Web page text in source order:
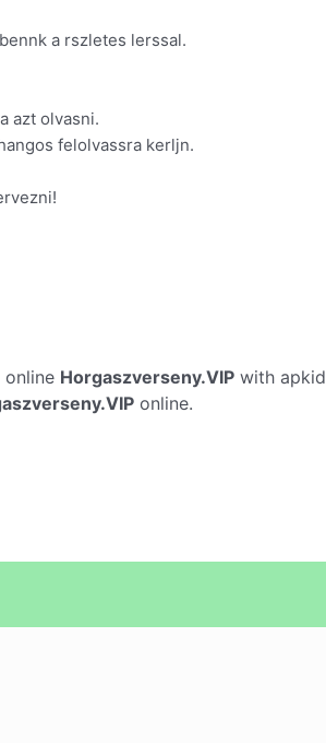
a rszletes lerssal.
azt olvasni.
felolvassra kerljn.
Horgaszverseny.VIP with apkid
online.